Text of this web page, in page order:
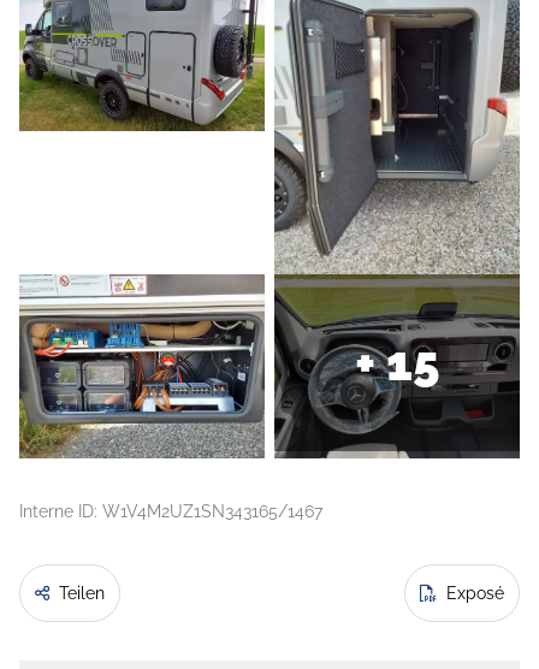
+ 15
Interne ID: W1V4M2UZ1SN343165/1467
Teilen Exposé